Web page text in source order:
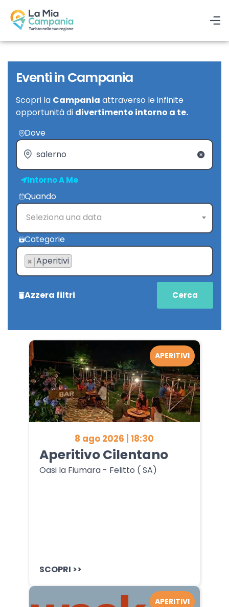
Eventi in Campania
Scopri la Campania attraverso le infinite
opportunità di divertimento intorno a te.
Dove
Intorno A Me
Quando
Seleziona una data
Categorie
× Aperitivi
Azzera filtri
8 ago 2026 | 18:30
Aperitivo Cilentano
Oasi la Fiumara - Felitto ( SA)
SCOPRI >>
APERITIVI
APERITIVI